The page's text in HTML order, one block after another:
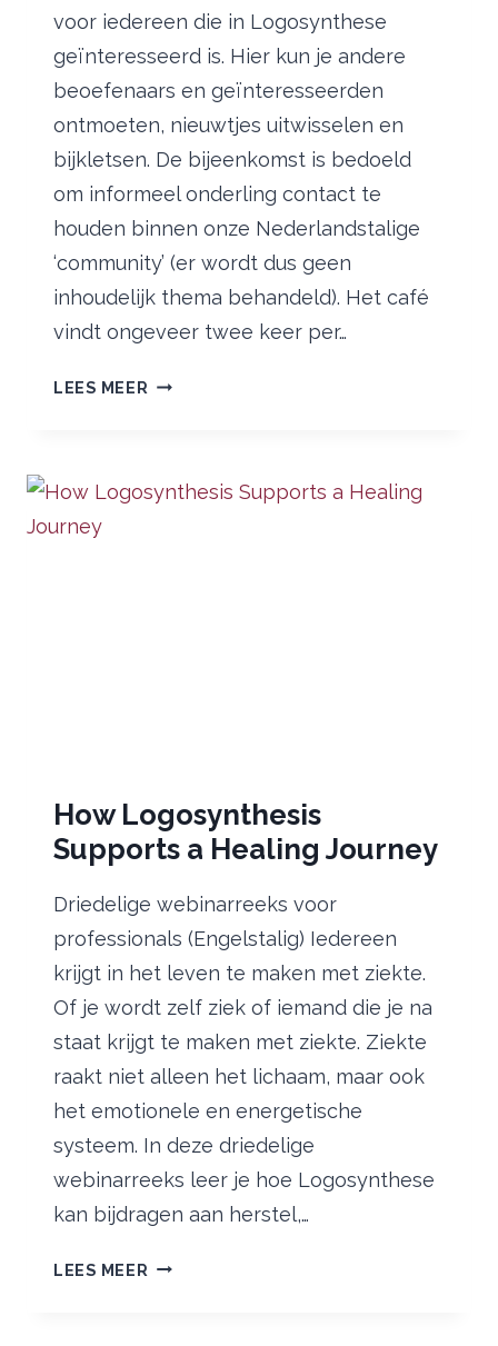
voor iedereen die in Logosynthese
geïnteresseerd is. Hier kun je andere
beoefenaars en geïnteresseerden
ontmoeten, nieuwtjes uitwisselen en
bijkletsen. De bijeenkomst is bedoeld
om informeel onderling contact te
houden binnen onze Nederlandstalige
‘community’ (er wordt dus geen
inhoudelijk thema behandeld). Het café
vindt ongeveer twee keer per…
LEES MEER NIEUWE
How Logosynthesis
Supports a Healing Journey
Driedelige webinarreeks voor
professionals (Engelstalig) Iedereen
krijgt in het leven te maken met ziekte.
Of je wordt zelf ziek of iemand die je na
staat krijgt te maken met ziekte. Ziekte
raakt niet alleen het lichaam, maar ook
het emotionele en energetische
systeem. In deze driedelige
webinarreeks leer je hoe Logosynthese
kan bijdragen aan herstel,…
LEES MEER HOW